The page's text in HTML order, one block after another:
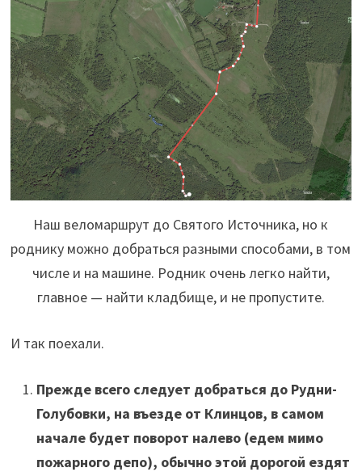
Наш веломаршрут до Святого Источника, но к
роднику можно добраться разными способами, в том
числе и на машине. Родник очень легко найти,
главное — найти кладбище, и не пропустите.
И так поехали.
Прежде всего следует добраться до Рудни-
Голубовки, на въезде от Клинцов, в самом
начале будет поворот налево (едем мимо
пожарного депо), обычно этой дорогой ездят